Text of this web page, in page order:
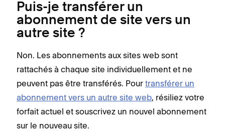
Puis-je transférer un
abonnement de site vers un
autre site ?
Non. Les abonnements aux sites web sont
rattachés à chaque site individuellement et ne
peuvent pas être transférés. Pour transférer un
abonnement vers un autre site web, résiliez votre
forfait actuel et souscrivez un nouvel abonnement
sur le nouveau site.